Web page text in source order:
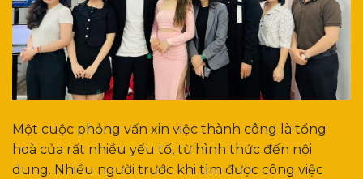
Một cuộc phỏng vấn xin việc thành công là tổng
hoà của rất nhiều yếu tố, từ hình thức đến nội
dung. Nhiều người trước khi tìm được công việc